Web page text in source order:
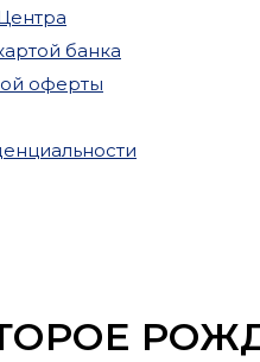
банка
оферты